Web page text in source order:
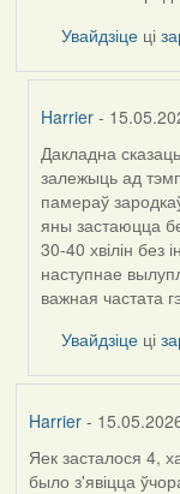
Увайдзіце ці
Harrier -
In
reply
to
by
Burry
Дакладна
залежыць ад
памераў
яны застаюцца
30-40 хвілін без
наступнае
важная частата
Увайдзіце ці
Harrier-
Яек засталося 4,
было з'явіцца